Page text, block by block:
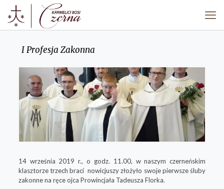
I Profesja Zakonna
14 września 2019 r., o godz. 11.00, w naszym czerneńskim
klasztorze trzech braci nowicjuszy złożyło swoje pierwsze śluby
zakonne na ręce ojca Prowincjała Tadeusza Florka.